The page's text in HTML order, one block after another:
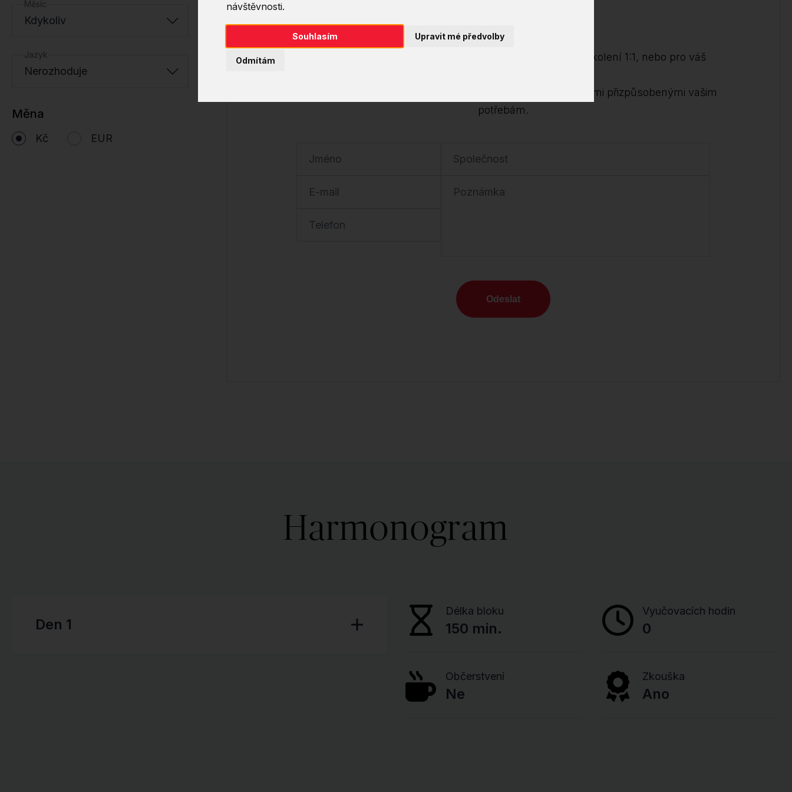
návštěvnosti.
Souhlasím
Odmítám
Upravit mé předvolby
Měsíc
Kdykoliv
Jazyk
Nerozhoduje
Měna
Kč EUR
Tento kurz lze uspořádat na míru – ať už jako individuální školení 1:1, nebo pro váš
Stačí nám zanechat kontakt a my se vám ozveme s možnostmi přizpůsobenými vašim
potřebám.
Jméno
E-mail
Telefon
Společnost
Poznámka
Odeslat
Harmonogram
Den 1
Délka bloku
150 min.
Vyučovacích hodin
0
Občerstvení
Ne
Zkouška
Ano